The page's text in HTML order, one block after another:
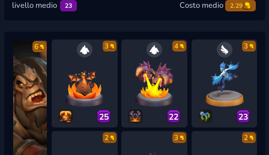
livello medio 23 Costo medio 2.29
6 3
25
4
22
3
23
2 3 2